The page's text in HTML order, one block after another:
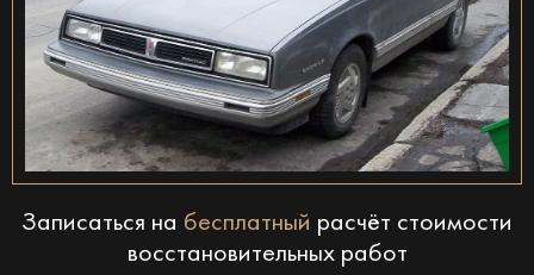
Записаться на бесплатный расчёт стоимости
восстановительных работ